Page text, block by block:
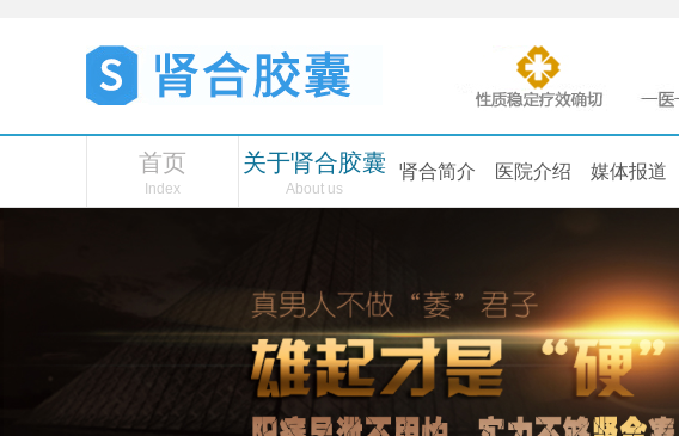
首页
Index
关于肾合胶囊
About us
肾合简介 医院介绍 媒体报道